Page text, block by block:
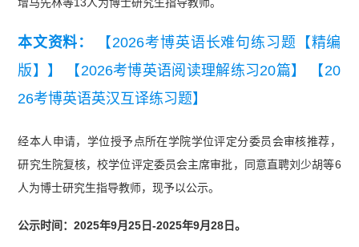
本文资料：
【2026考博英语长难句练习题【精编
版】】
【2026考博英语阅读理解练习20篇】
【20
26考博英语英汉互译练习题】
经本人申请，学位授予点所在学院学位评定分委员会审核推荐，
研究生院复核，校学位评定委员会主席审批，同意直聘刘少胡等6
人为博士研究生指导教师，现予以公示。
公示时间：2025年9月25日-2025年9月28日。